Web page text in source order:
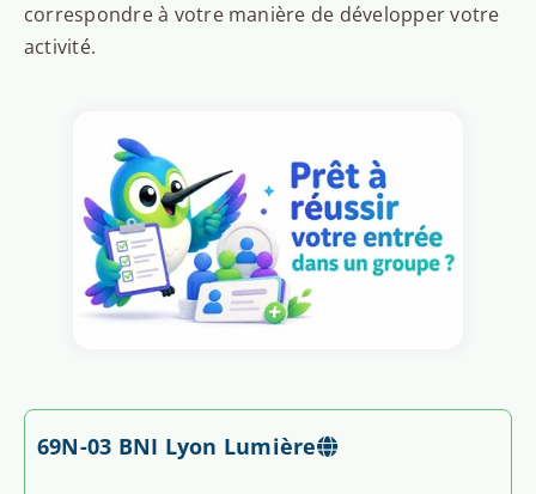
correspondre à votre manière de développer votre
activité.
69N-03 BNI Lyon Lumière